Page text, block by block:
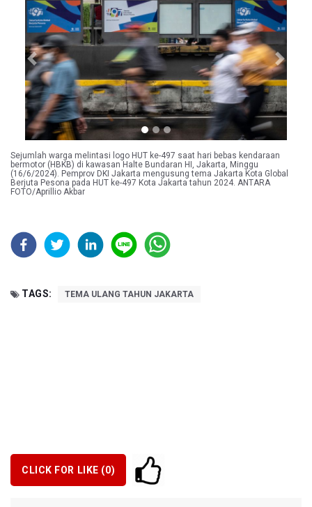
Previous Next
Sejumlah warga melintasi logo HUT ke-497 saat hari bebas kendaraan
bermotor (HBKB) di kawasan Halte Bundaran HI, Jakarta, Minggu
(16/6/2024). Pemprov DKI Jakarta mengusung tema Jakarta Kota Global
Berjuta Pesona pada HUT ke-497 Kota Jakarta tahun 2024. ANTARA
FOTO/Aprillio Akbar
TAGS: TEMA ULANG TAHUN JAKARTA
CLICK FOR LIKE (0)